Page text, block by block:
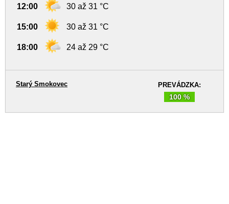
12:00 30 až 31 °C
15:00 30 až 31 °C
18:00 24 až 29 °C
PREVÁDZKA:
100 %
Starý Smokovec